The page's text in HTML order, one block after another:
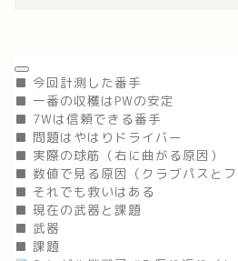
■ 今回計測した番手
■ 一番の収穫はPWの安定
■ 7Wは信頼できる番手
■ 問題はやはりドライバー
■ 実際の球筋（右に曲がる原因）
■ 数値で見る原因（クラブパスとフ
■ それでも救いはある
■ 現在の武器と課題
■ 武器
■ 課題